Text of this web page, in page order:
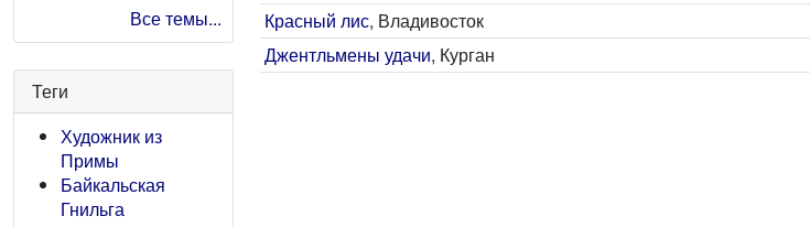
Все темы...
Теги
Художник из
Примы
Байкальская
Гнильга
Красный лис, Владивосток
Джентльмены удачи, Курган